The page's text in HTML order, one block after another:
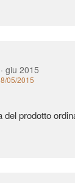
giu 2015
05/2015
del prodotto